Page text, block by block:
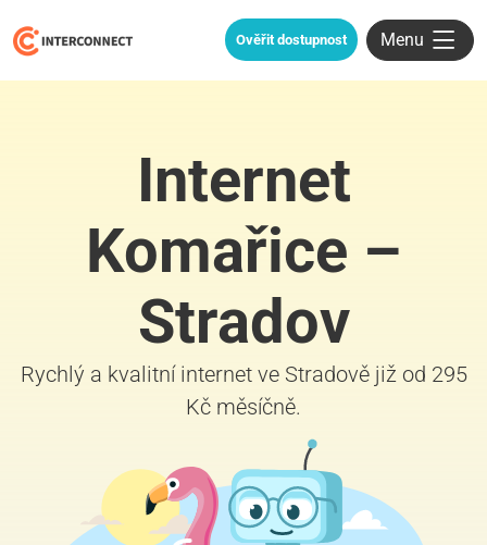
Ověřit dostupnost Menu
Internet
Komařice –
Stradov
Rychlý a kvalitní internet ve Stradově již od 295
Kč měsíčně.